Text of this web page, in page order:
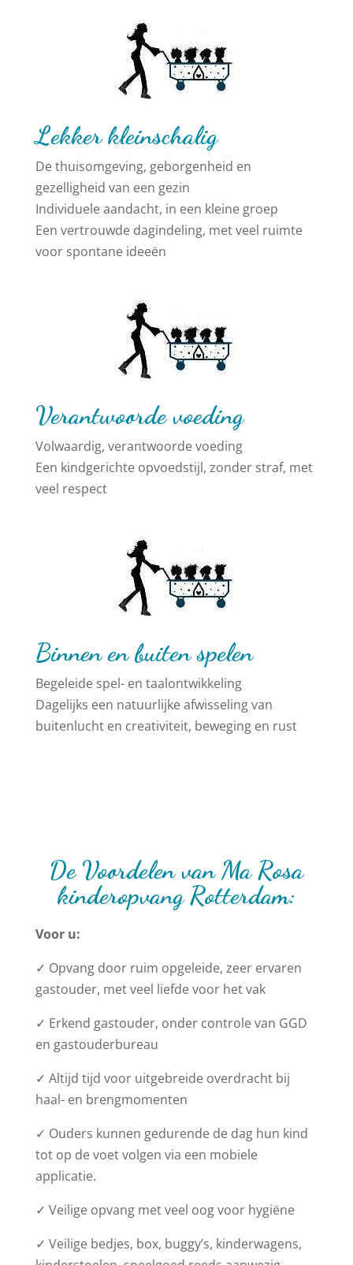
Lekker kleinschalig
De thuisomgeving, geborgenheid en
gezelligheid van een gezin
Individuele aandacht, in een kleine groep
Een vertrouwde dagindeling, met veel ruimte
voor spontane ideeën
Verantwoorde voeding
Volwaardig, verantwoorde voeding
Een kindgerichte opvoedstijl, zonder straf, met
veel respect
Binnen en buiten spelen
Begeleide spel- en taalontwikkeling
Dagelijks een natuurlijke afwisseling van
buitenlucht en creativiteit, beweging en rust
De Voordelen van Ma Rosa
kinderopvang Rotterdam:
Voor u:
✓ Opvang door ruim opgeleide, zeer ervaren
gastouder, met veel liefde voor het vak
✓ Erkend gastouder, onder controle van GGD
en gastouderbureau
✓ Altijd tijd voor uitgebreide overdracht bij
haal- en brengmomenten
✓ Ouders kunnen gedurende de dag hun kind
tot op de voet volgen via een mobiele
applicatie.
✓ Veilige opvang met veel oog voor hygiëne
✓ Veilige bedjes, box, buggy’s, kinderwagens,